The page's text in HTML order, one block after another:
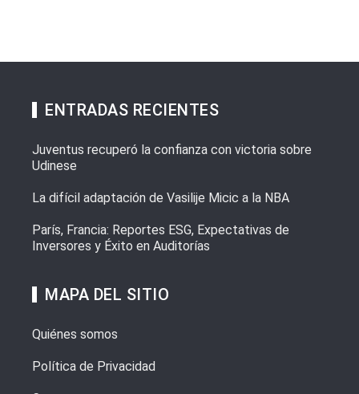
ENTRADAS RECIENTES
Juventus recuperó la confianza con victoria sobre
Udinese
La difícil adaptación de Vasilije Micic a la NBA
París, Francia: Reportes ESG, Expectativas de
Inversores y Éxito en Auditorías
MAPA DEL SITIO
Quiénes somos
Política de Privacidad